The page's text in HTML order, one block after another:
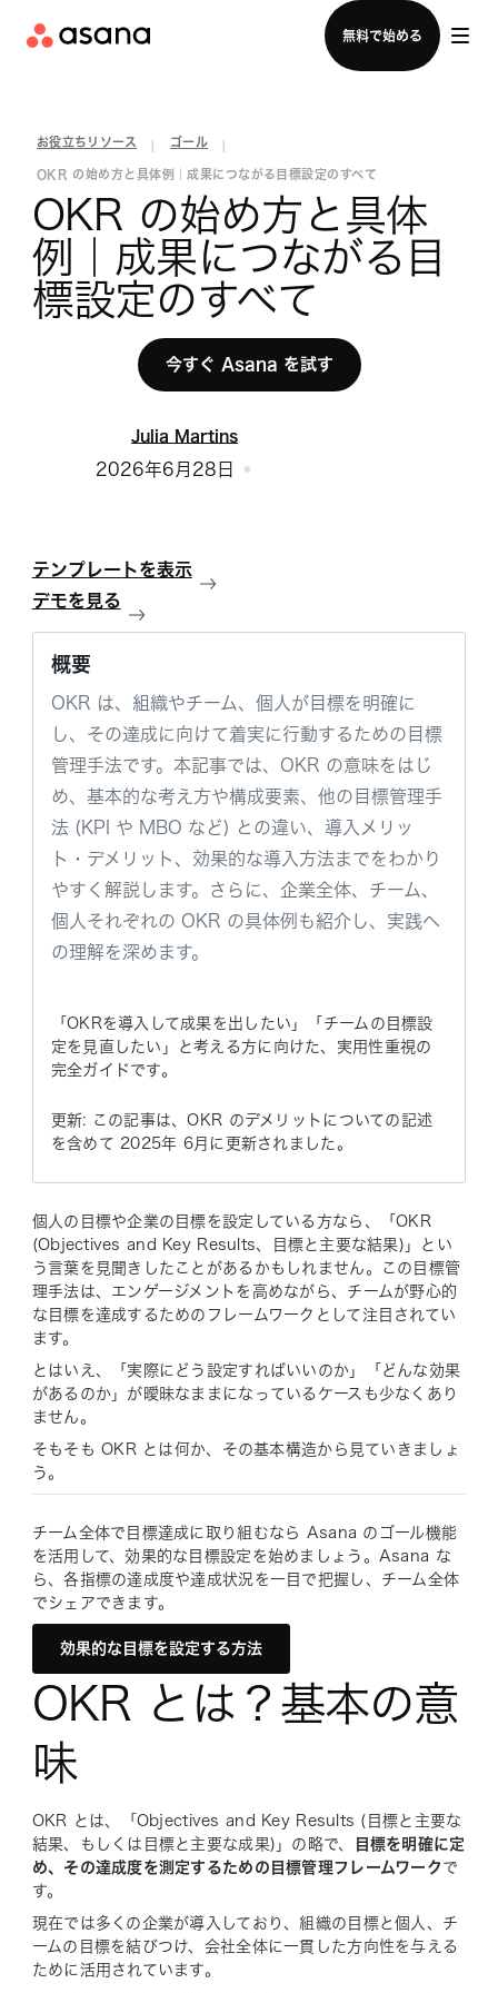
無料で始める
セールスチームに問い合わせる
お役立ちリソース ゴール
OKR の始め方と具体例｜成果につながる目標設定のすべて
OKR の始め方と具体
例｜成果につながる目
標設定のすべて
今すぐ Asana を試す
Julia Martins
2026年6月28日
テンプレートを表示
デモを見る
概要
OKR は、組織やチーム、個人が目標を明確に
し、その達成に向けて着実に行動するための目標
管理手法です。本記事では、OKR の意味をはじ
め、基本的な考え方や構成要素、他の目標管理手
法 (KPI や MBO など) との違い、導入メリッ
ト・デメリット、効果的な導入方法までをわかり
やすく解説します。さらに、企業全体、チーム、
個人それぞれの OKR の具体例も紹介し、実践へ
の理解を深めます。
「OKRを導入して成果を出したい」「チームの目標設
定を見直したい」と考える方に向けた、実用性重視の
完全ガイドです。
更新: この記事は、OKR のデメリットについての記述
を含めて 2025年 6月に更新されました。
個人の目標や企業の目標を設定している方なら、「OKR
(Objectives and Key Results、目標と主要な結果)」とい
う言葉を見聞きしたことがあるかもしれません。この目標管
理手法は、エンゲージメントを高めながら、チームが野心的
な目標を達成するためのフレームワークとして注目されてい
ます。
とはいえ、「実際にどう設定すればいいのか」「どんな効果
があるのか」が曖昧なままになっているケースも少なくあり
ません。
そもそも OKR とは何か、その基本構造から見ていきましょ
う。
チーム全体で目標達成に取り組むなら Asana のゴール機能
を活用して、効果的な目標設定を始めましょう。Asana な
ら、各指標の達成度や達成状況を一目で把握し、チーム全体
でシェアできます。
効果的な目標を設定する方法
OKR とは？基本の意
味
OKR とは、「Objectives and Key Results (目標と主要な
結果、もしくは目標と主要な成果)」の略で、
目標を明確に定
め、その達成度を測定するための目標管理フレームワーク で
す。
現在では多くの企業が導入しており、組織の目標と個人、チ
ームの目標を結びつけ、会社全体に一貫した方向性を与える
ために活用されています。